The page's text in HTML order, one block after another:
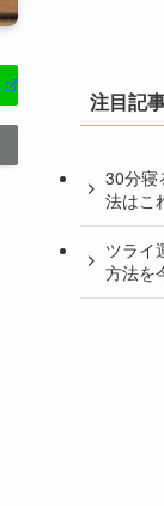
注目記
30分寝
法はこ
ツライ
方法を